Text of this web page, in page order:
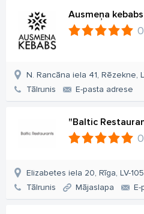
Ausmeņa kebabs
0
N. Rancāna iela 41, Rēzekne,
Tālrunis
E-pasta adrese
"Baltic
0
Elizabetes iela 20, Rīga, LV-
Tālrunis
Mājaslapa E-